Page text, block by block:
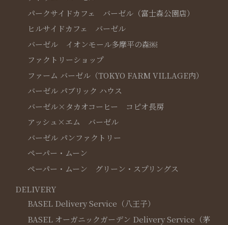
パークサイドカフェ バーゼル（富士森公園店）
ヒルサイドカフェ バーゼル
バーゼル イオンモール多摩平の森￼
ファクトリーショップ
ファーム バーゼル（TOKYO FARM VILLAGE内）
バーゼル パブリック ハウス
バーゼル×タカオコーヒー コピオ長房
アッシュ×エム バーゼル
バーゼル パンファクトリー
ペーパー・ムーン
ペーパー・ムーン グリーン・スプリングス
DELIVERY
BASEL Delivery Service（八王子）
BASEL オーガニックガーデン Delivery Service（茅